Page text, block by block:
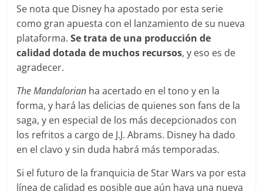
Se nota que Disney ha apostado por esta serie
como gran apuesta con el lanzamiento de su nueva
plataforma.Se trata de una producción de
calidad dotada de muchos recursos, y eso es de
agradecer.
The Mandalorian ha acertado en el tono y en la
forma, y hará las delicias de quienes son fans de la
saga, y en especial de los más decepcionados con
los refritos a cargo de J.J. Abrams. Disney ha dado
en el clavo y sin duda habrá más temporadas.
Si el futuro de la franquicia de Star Wars va por esta
línea de calidad es posible que aún haya una nueva